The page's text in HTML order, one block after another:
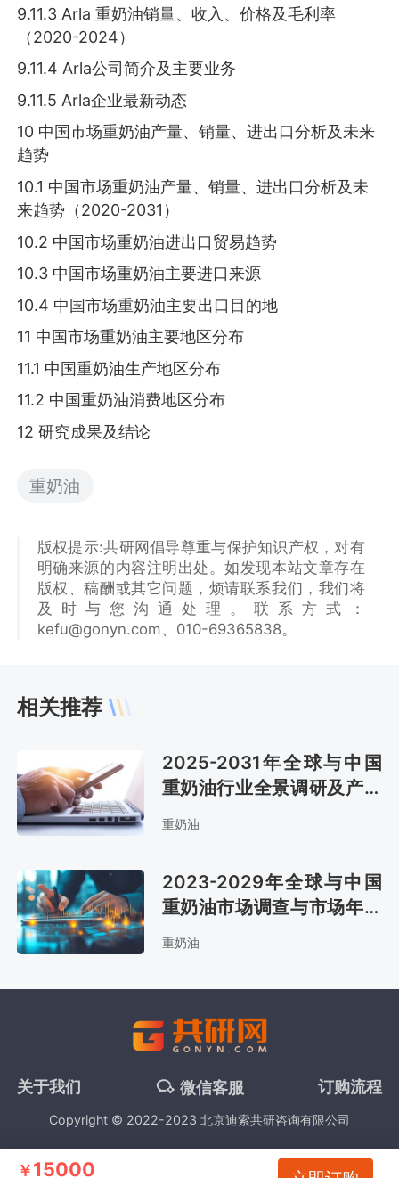
9.11.3 Arla 重奶油销量、收入、价格及毛利率
（2020-2024）
9.11.4 Arla公司简介及主要业务
9.11.5 Arla企业最新动态
10 中国市场重奶油产量、销量、进出口分析及未来
趋势
10.1 中国市场重奶油产量、销量、进出口分析及未
来趋势（2020-2031）
10.2 中国市场重奶油进出口贸易趋势
10.3 中国市场重奶油主要进口来源
10.4 中国市场重奶油主要出口目的地
11 中国市场重奶油主要地区分布
11.1 中国重奶油生产地区分布
11.2 中国重奶油消费地区分布
12 研究成果及结论
重奶油
版权提示:共研网倡导尊重与保护知识产权，对有
明确来源的内容注明出处。如发现本站文章存在
版权、稿酬或其它问题，烦请联系我们，我们将
及时与您沟通处理。联系方式：
kefu@gonyn.com、010-69365838。
相关推荐
2025-2031年全球与中国
重奶油行业全景调研及产业
重奶油
2023-2029年全球与中国
重奶油市场调查与市场年度
调研报告
重奶油
￥15000
关于我们 微信客服 订购流程
Copyright © 2022-2023 北京迪索共研咨询有限公司